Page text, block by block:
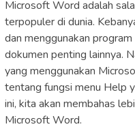
Microsoft Word adalah
terpopuler di dunia.
dan menggunakan
dokumen penting lainnya.
yang menggunakan
tentang fungsi menu Help
ini, kita akan membahas
Microsoft Word.